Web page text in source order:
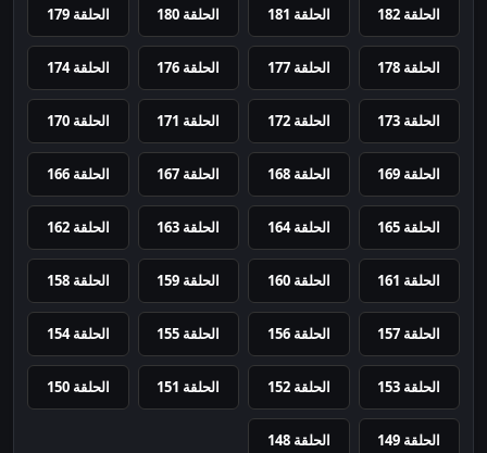
الحلقة 182 الحلقة 181 الحلقة 180 الحلقة 179
الحلقة 178 الحلقة 177 الحلقة 176 الحلقة 174
الحلقة 173 الحلقة 172 الحلقة 171 الحلقة 170
الحلقة 169 الحلقة 168 الحلقة 167 الحلقة 166
الحلقة 165 الحلقة 164 الحلقة 163 الحلقة 162
الحلقة 161 الحلقة 160 الحلقة 159 الحلقة 158
الحلقة 157 الحلقة 156 الحلقة 155 الحلقة 154
الحلقة 153 الحلقة 152 الحلقة 151 الحلقة 150
الحلقة 149 الحلقة 148